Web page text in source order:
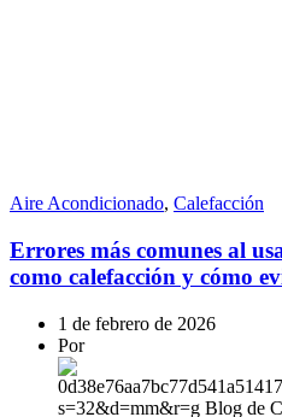
Aire Acondicionado, Calefacción
Errores más comunes al
como calefacción y cómo
1 de febrero de 2026
Por